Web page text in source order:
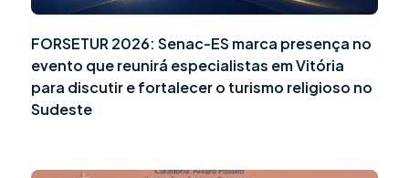
FORSETUR 2026: Senac-ES marca presença no
evento que reunirá especialistas em Vitória
para discutir e fortalecer o turismo religioso no
Sudeste